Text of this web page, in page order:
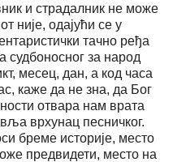
и страдалник не може
није, одајући се у
тачно ређа
судбоносног за народ
месец, дан, а код часа
каже да не зна, да Бог
отвара нам врата
врхунац песничког.
бреме историје, место
предвидети, место на